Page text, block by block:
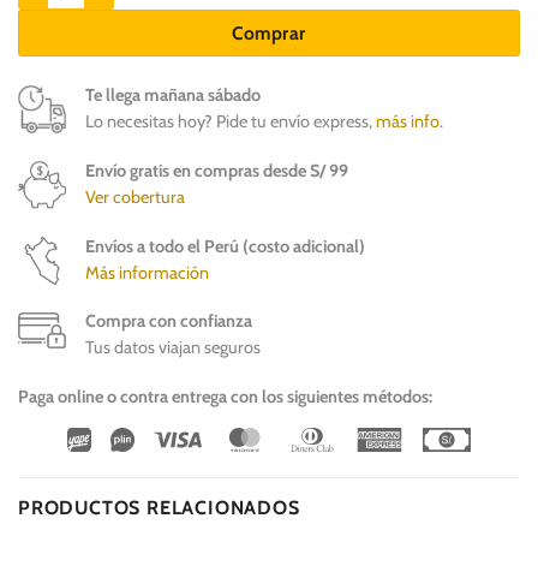
Comprar
Te llega mañana sábado
Lo necesitas hoy? Pide tu envío express,más info.
Envío gratis en compras desde S/ 99
Ver cobertura
Envíos a todo el Perú (costo adicional)
Más información
Compra con confianza
Tus datos viajan seguros
Paga online o contra entrega con los siguientes métodos:
Wirecard
Vipps Visa MasterCardDinners
American
PRODUCTOS RELACIONADOS